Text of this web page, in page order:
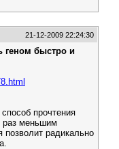
21-12-2009 22:24:30
геном быстро и
прочтения
раз меньшим
радикально